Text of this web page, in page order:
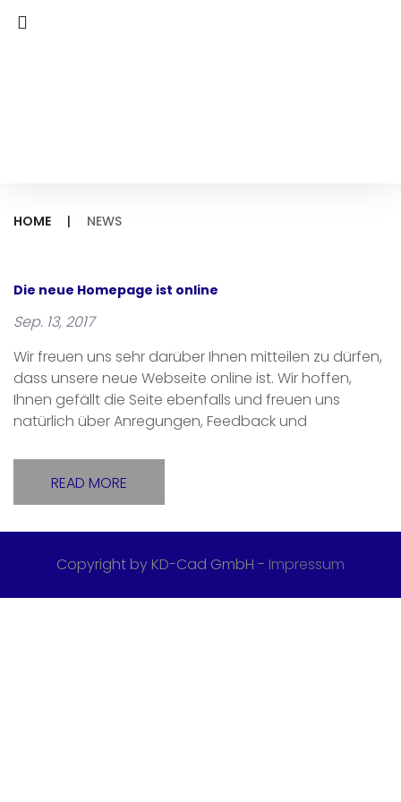
HOME | NEWS
Die neue Homepage ist online
Sep. 13, 2017
Wir freuen uns sehr darüber Ihnen mitteilen zu dürfen,
dass unsere neue Webseite online ist. Wir hoffen,
Ihnen gefällt die Seite ebenfalls und freuen uns
natürlich über Anregungen, Feedback und
READ MORE
Copyright by KD-Cad GmbH - Impressum